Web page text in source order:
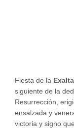
Fiesta de la
siguiente de la
Resurrección,
ensalzada y
victoria y signo